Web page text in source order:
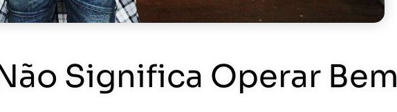
Significa Operar Bem